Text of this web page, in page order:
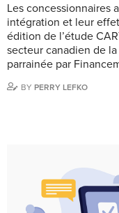
Les concessionnaires
intégration et leur
édition de l’étude
secteur canadien de
parrainée par
BY PERRY LEFKO